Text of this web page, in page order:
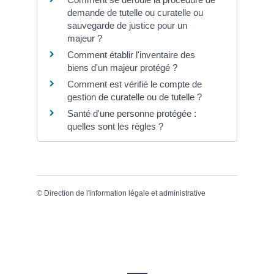
demande de tutelle ou curatelle ou
sauvegarde de justice pour un
majeur ?
Comment établir l'inventaire des
biens d'un majeur protégé ?
Comment est vérifié le compte de
gestion de curatelle ou de tutelle ?
Santé d'une personne protégée :
quelles sont les règles ?
© Direction de l'information légale et administrative